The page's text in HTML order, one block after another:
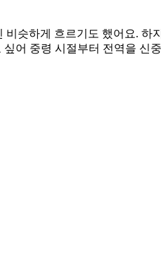
슷하게 흐르기도 했어요. 하
어 중령 시절부터 전역을 신